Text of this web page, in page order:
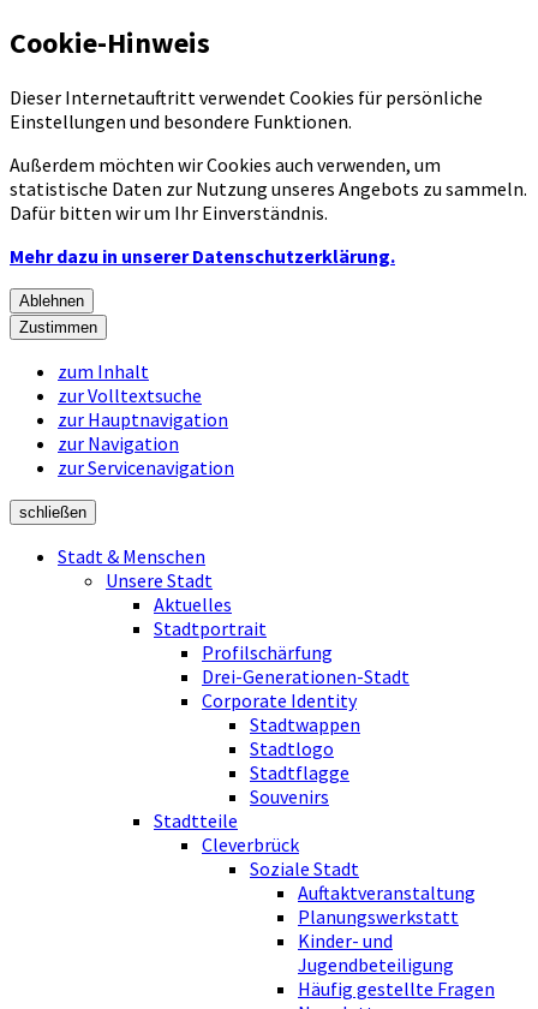
Cookie-Hinweis
Dieser Internetauftritt verwendet Cookies für persönliche
Einstellungen und besondere Funktionen.
Außerdem möchten wir Cookies auch verwenden, um
statistische Daten zur Nutzung unseres Angebots zu sammeln.
Dafür bitten wir um Ihr Einverständnis.
Mehr dazu in unserer Datenschutzerklärung.
Ablehnen
Zustimmen
zum Inhalt
zur Volltextsuche
zur Hauptnavigation
zur Navigation
zur Servicenavigation
schließen
Stadt & Menschen
Unsere Stadt
Aktuelles
Stadtportrait
Profilschärfung
Drei-Generationen-Stadt
Corporate Identity
Stadtwappen
Stadtlogo
Stadtflagge
Souvenirs
Stadtteile
Cleverbrück
Soziale Stadt
Auftaktveranstaltung
Planungswerkstatt
Kinder- und
Jugendbeteiligung
Häufig gestellte Fragen